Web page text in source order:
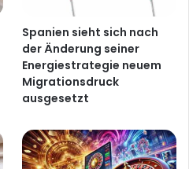
Spanien sieht sich nach
der Änderung seiner
Energiestrategie neuem
Migrationsdruck
ausgesetzt